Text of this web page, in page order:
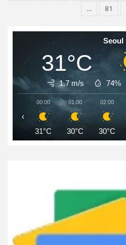
… 81
Seoul
31°C
1.7 m/s 74%
00:00
31°C
01:00
30°C
02:00
30°C
‹